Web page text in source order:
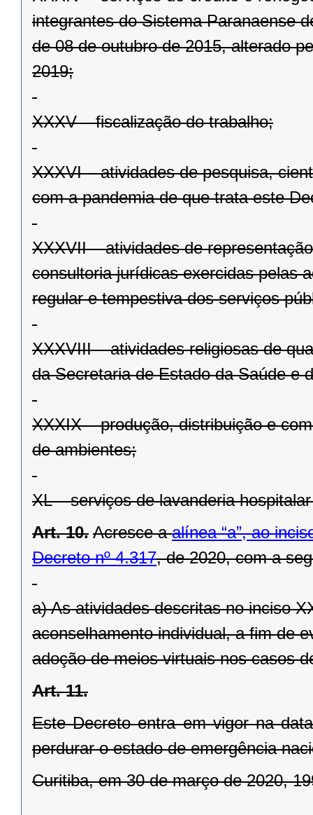
integrantes do Sistema Paranaense
de 08 de outubro de 2015, alterado
2019;
XXXV – fiscalização do trabalho;
XXXVI – atividades de pesquisa,
com a pandemia de que trata este
XXXVII – atividades de
consultoria jurídicas exercidas pelas
regular e tempestiva dos serviços
XXXVIII – atividades religiosas de
da Secretaria de Estado da Saúde e
XXXIX – produção, distribuição e
de ambientes;
XL – serviços de lavanderia
Art. 10. Acresce aalínea “a”, ao
Decreto nº 4.317, de 2020, com a
a) As atividades descritas no inciso
aconselhamento individual, a fim de
adoção de meios virtuais nos casos
Art. 11.
Este Decreto entra em vigor na
perdurar o estado de emergência
Curitiba, em 30 de março de 2020,